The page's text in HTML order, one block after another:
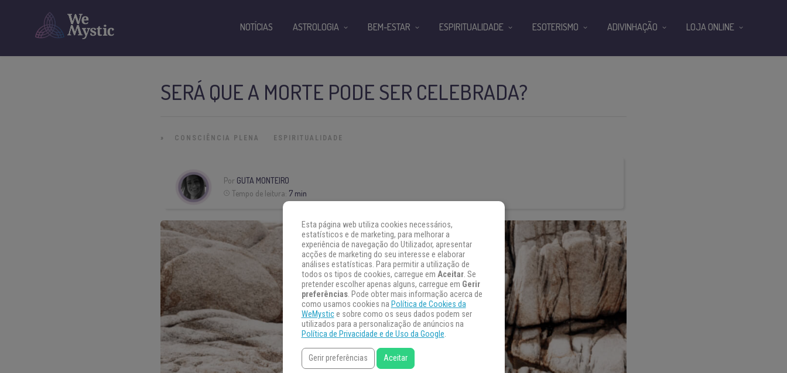
SERÁ QUE A MORTE PODE SER CELEBRADA?
» CONSCIÊNCIA PLENA ESPIRITUALIDADE
Por GUTA MONTEIRO
Tempo de leitura: 7 min
NOTÍCIAS ASTROLOGIA BEM-ESTAR ESPIRITUALIDADE ESOTERISMO ADIVINHAÇÃO LOJA ONLINE
Esta página web utiliza cookies necessários,
estatísticos e de marketing, para melhorar a
experiência de navegação do Utilizador, apresentar
acções de marketing do seu interesse e elaborar
análises estatísticas. Para permitir a utilização de
todos os tipos de cookies, carregue em Aceitar. Se
pretender escolher apenas alguns, carregue em Gerir
preferências. Pode obter mais informação acerca de
como usamos cookies na Política de Cookies da
WeMystice sobre como os seus dados podem ser
utilizados para a personalização de anúncios na
Política de Privacidade e de Uso da Google.
Gerir preferências Aceitar